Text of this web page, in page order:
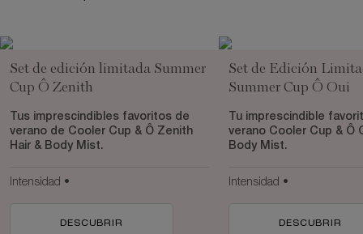
Set de edición limitada Summer
Cup Ô Zenith
Tus imprescindibles favoritos de
verano de Cooler Cup & Ô Zenith
Hair & Body Mist.
Intensidad •
DESCUBRIR
Set de Edición
Summer Cup Ô Oui
Tu imprescindible
verano Cooler Cup & Ô
Body Mist.
Intensidad •
DESCUBRIR